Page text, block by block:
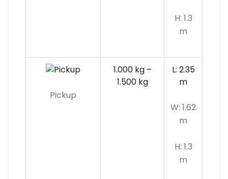
H: 1.3
m
Pickup
1.000 kg –
1.500 kg
L: 2.35
m
W: 1.62
m
H: 1.3
m